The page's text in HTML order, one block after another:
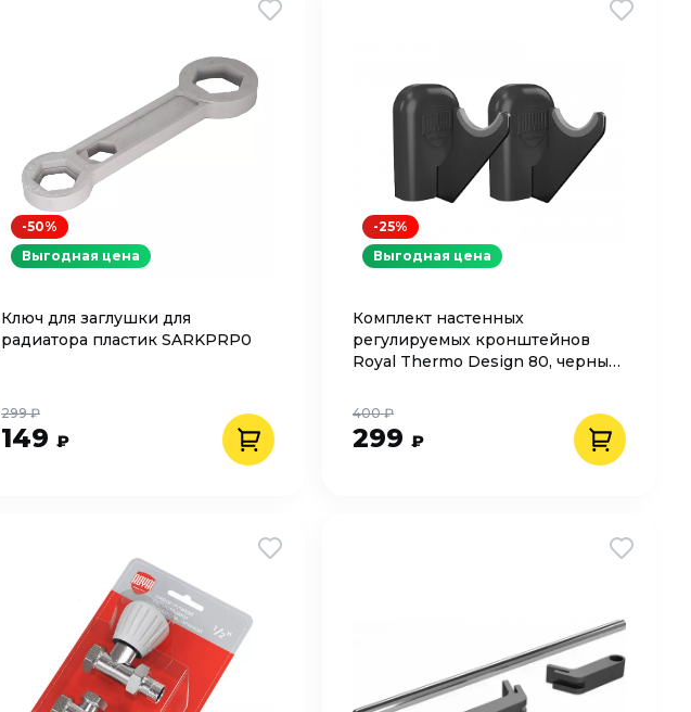
Ключ для заглушки для
радиатора пластик SARKPRP0
149 ₽
299 ₽
-50%
Выгодная цена
Комплект настенных
регулируемых кронштейнов
Royal Thermo Design 80, черные
299 ₽
400 ₽
-25%
Выгодная цена